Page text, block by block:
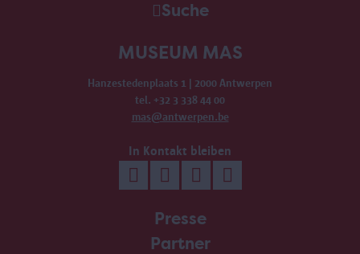
Suche
MUSEUM MAS
Hanzestedenplaats 1 | 2000 Antwerpen
tel. +32 3 338 44 00
mas@antwerpen.be
In Kontakt bleiben
Presse
Partner